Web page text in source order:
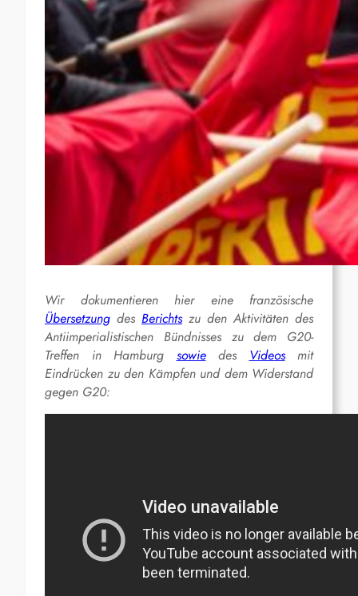
Wir dokumentieren hier eine französische
Übersetzung des Berichtszu den Aktivitäten des
Antiimperialistischen Bündnisses zu dem G20-
Treffen in Hamburg sowiedes Videosmit
Eindrücken zu den Kämpfen und dem Widerstand
gegen G20: